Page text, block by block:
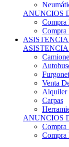
ANUNCIOS
Compra
Compra
Venta
Alquiler
Carpas
ANUNCIOS
Compra
Compra